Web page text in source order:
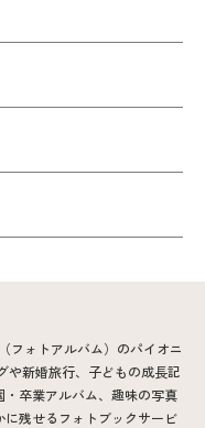
フォトアルバム）のパイオニ
や新婚旅行、子どもの成長記
卒業アルバム、趣味の写真
残せるフォトブックサービ